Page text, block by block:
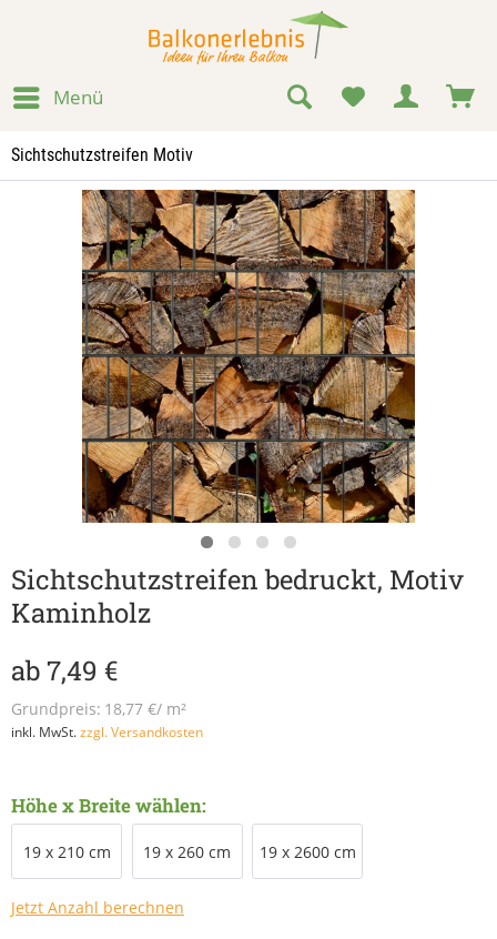
Menü
Sichtschutzstreifen Motiv
Sichtschutzstreifen bedruckt, Motiv
Kaminholz
ab 7,49 €
Grundpreis: 18,77 €/ m²
inkl. MwSt.zzgl. Versandkosten
Höhe x Breite wählen:
19 x 210 cm 19 x 260 cm 19 x 2600 cm
Jetzt Anzahl berechnen